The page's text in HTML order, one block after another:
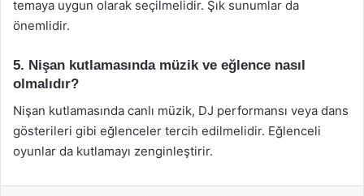
temaya uygun olarak seçilmelidir. Şık sunumlar da
önemlidir.
5. Nişan kutlamasında müzik ve eğlence nasıl
olmalıdır?
Nişan kutlamasında canlı müzik, DJ performansı veya dans
gösterileri gibi eğlenceler tercih edilmelidir. Eğlenceli
oyunlar da kutlamayı zenginleştirir.